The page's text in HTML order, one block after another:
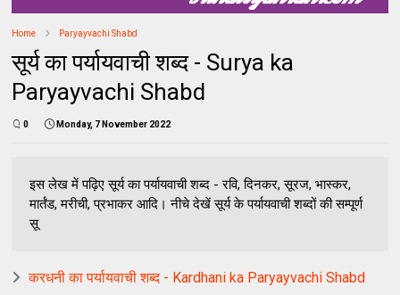
Home Paryayvachi Shabd
सूर्य का पर्यायवाची शब्द - Surya ka
Paryayvachi Shabd
0 Monday, 7 November 2022
इस लेख में पढ़िए सूर्य का पर्यायवाची शब्द - रवि, दिनकर, सूरज, भास्कर,
मार्तंड, मरीची, प्रभाकर आदि। नीचे देखें सूर्य के पर्यायवाची शब्दों की सम्पूर्ण
सू
करधनी का पर्यायवाची शब्द - Kardhani ka Paryayvachi Shabd